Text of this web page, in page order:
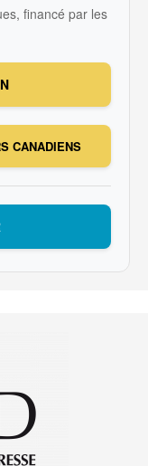
financé par les
CANADIENS